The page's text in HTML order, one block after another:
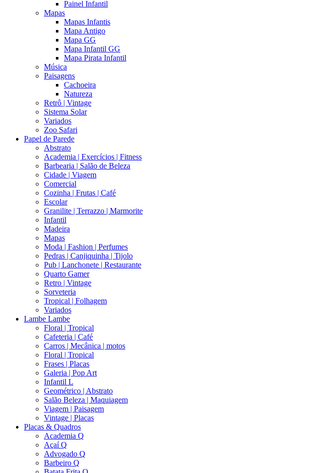
Painel Infantil
Mapas
Mapas Infantis
Mapa Antigo
Mapa GG
Mapa Infantil GG
Mapa Pirata Infantil
Música
Paisagens
Cachoeira
Natureza
Retrô | Vintage
Sistema Solar
Variados
Zoo Safari
Papel de Parede
Abstrato
Academia | Exercícios | Fitness
Barbearia | Salão de Beleza
Cidade | Viagem
Comercial
Cozinha | Frutas | Café
Escolar
Granilite | Terrazzo | Marmorite
Infantil
Madeira
Mapas
Moda | Fashion | Perfumes
Pedras | Canjiquinha | Tijolo
Pub | Lanchonete | Restaurante
Quarto Gamer
Retro | Vintage
Sorveteria
Tropical | Folhagem
Variados
Lambe Lambe
Floral | Tropical
Cafeteria | Café
Carros | Mecânica | motos
Floral | Tropical
Frases | Placas
Galeria | Pop Art
Infantil L
Geométrico | Abstrato
Salão Beleza | Maquiagem
Viagem | Paisagem
Vintage | Placas
Placas & Quadros
Academia Q
Açaí Q
Advogado Q
Barbeiro Q